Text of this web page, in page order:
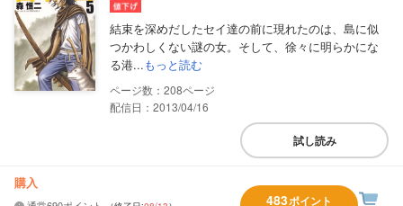
結束を深めだしたセイ達の前に現れたのは、島に似
つかわしくない謎の女。そして、徐々に明らかにな
る港...もっと読む
208
配信日：2013/04/16
試し読み
購入
483ポイント